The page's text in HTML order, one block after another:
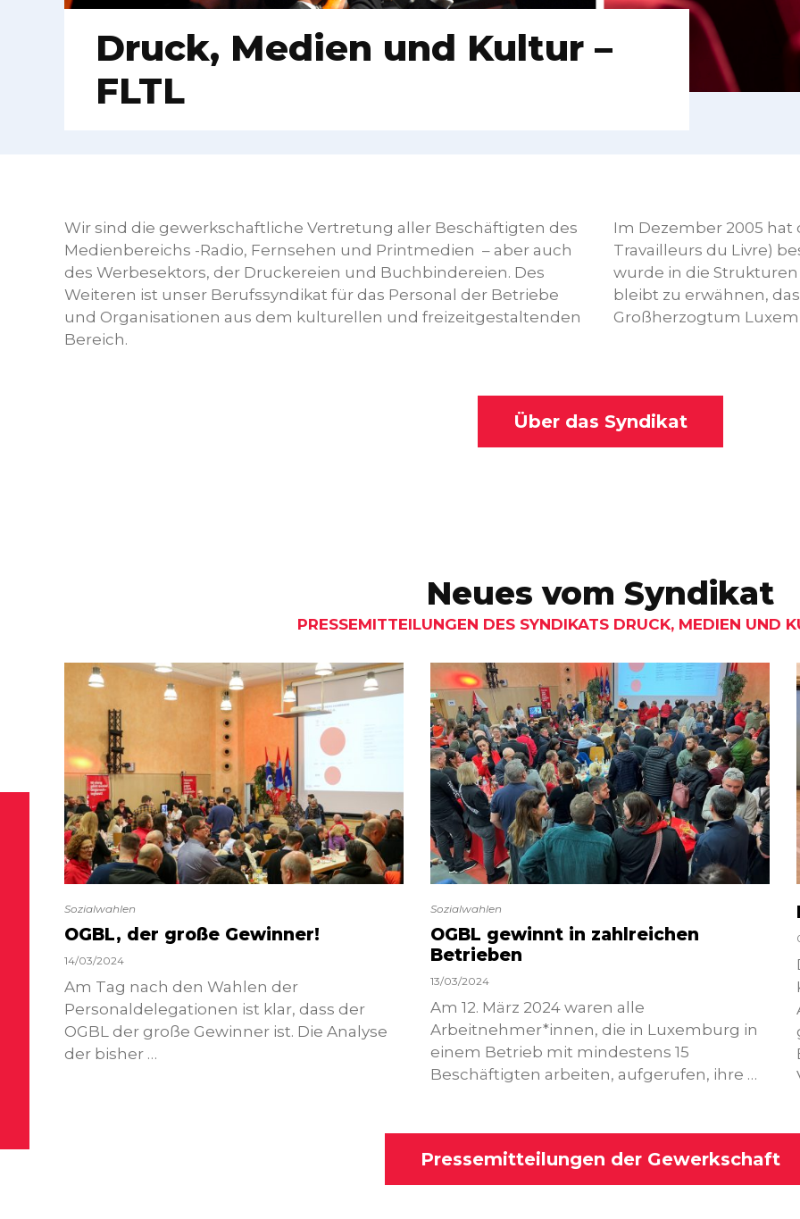
Druck, Medien und Kultur –
FLTL
Wir sind die gewerkschaftliche Vertretung aller Beschäftigten des
Medienbereichs -Radio, Fernsehen und Printmedien – aber auch
des Werbesektors, der Druckereien und Buchbindereien. Des
Weiteren ist unser Berufssyndikat für das Personal der Betriebe
und Organisationen aus dem kulturellen und freizeitgestaltenden
Bereich.
Im Dezember 2005 hat
Travailleurs du Livre)
wurde in die
bleibt zu erwähnen,
Großherzogtum
Über das Syndikat
Neues vom Syndikat
PRESSEMITTEILUNGEN DES SYNDIKATS DRUCK, MEDIEN UND
Sozialwahlen
OGBL, der große Gewinner!
14/03/2024
Am Tag nach den Wahlen der
Personaldelegationen ist klar, dass der
OGBL der große Gewinner ist. Die Analyse
der bisher …
Sozialwahlen
OGBL gewinnt in zahlreichen
Betrieben
13/03/2024
Am 12. März 2024 waren alle
Arbeitnehmer*innen, die in Luxemburg in
einem Betrieb mit mindestens 15
Beschäftigten arbeiten, aufgerufen, ihre …
Pressemitteilungen der Gewerkschaft